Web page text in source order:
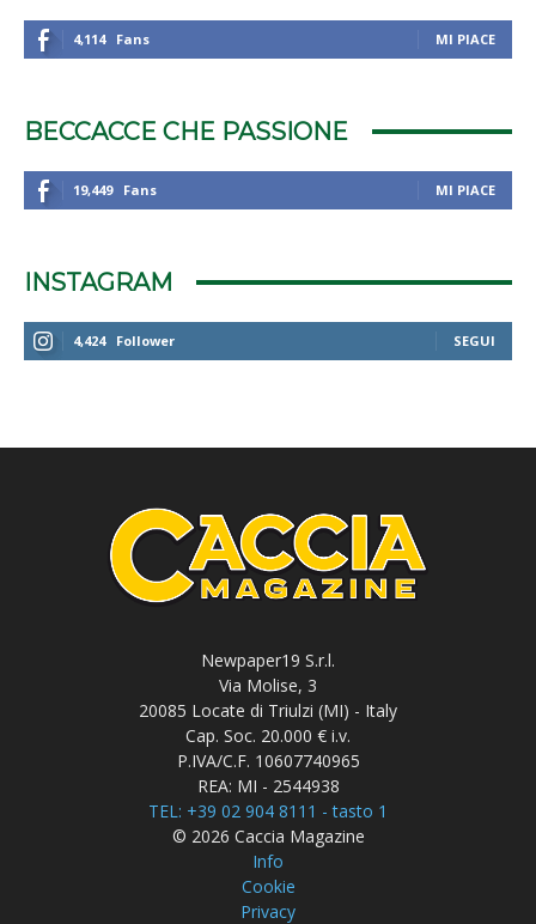
4,114 Fans MI PIACE
BECCACCE CHE PASSIONE
19,449 Fans MI PIACE
INSTAGRAM
4,424 Follower SEGUI
Newpaper19 S.r.l.
Via Molise, 3
20085 Locate di Triulzi (MI) - Italy
Cap. Soc. 20.000 € i.v.
P.IVA/C.F. 10607740965
REA: MI - 2544938
TEL: +39 02 904 8111 - tasto 1
© 2026 Caccia Magazine
Info
Cookie
Privacy